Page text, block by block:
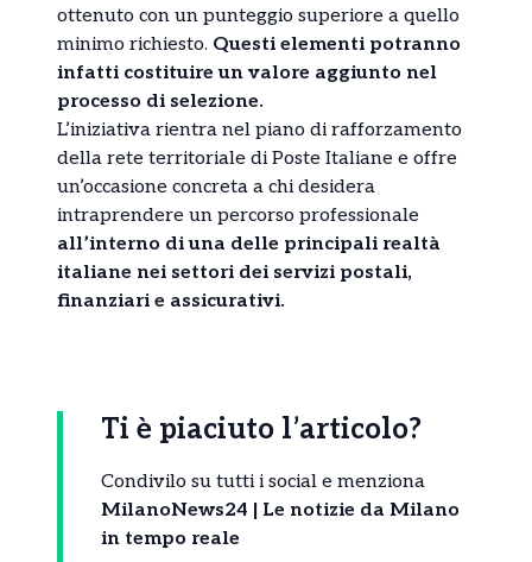
ottenuto con un punteggio superiore a quello
minimo richiesto. Questi elementi potranno
infatti costituire un valore aggiunto nel
processo di selezione.
L’iniziativa rientra nel piano di rafforzamento
della rete territoriale di Poste Italiane e offre
un’occasione concreta a chi desidera
intraprendere un percorso professionale
all’interno di una delle principali realtà
italiane nei settori dei servizi postali,
finanziari e assicurativi.
Ti è piaciuto l’articolo?
Condivilo su tutti i social e menziona
MilanoNews24 | Le notizie da Milano
in tempo reale